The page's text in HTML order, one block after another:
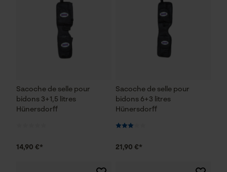
Sacoche de selle pour
bidons 3+1,5 litres
Hünersdorff
14,90 €*
Sacoche de selle pour
bidons 6+3 litres
Hünersdorff
21,90 €*